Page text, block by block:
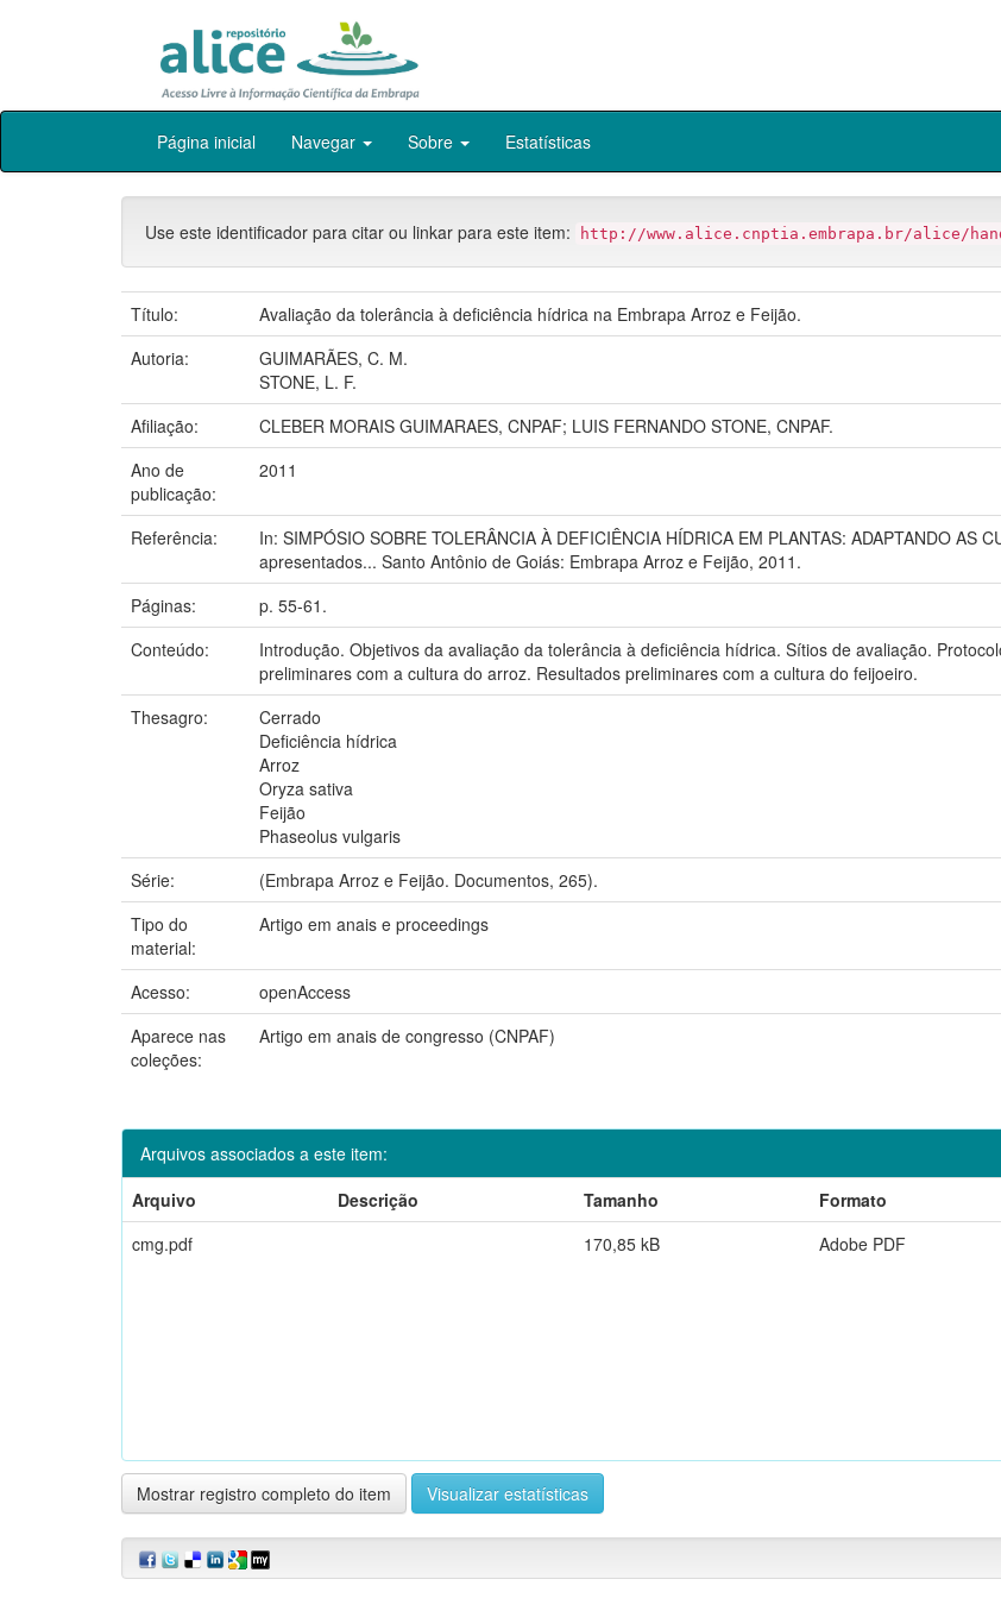
Skip
Página inicial Navegar Sobre Estatísticas
Use este identificador para citar ou linkar para este item: http://www.alice.cnptia.embrapa.br/alice/
Título:
Avaliação da tolerância à deficiência hídrica na Embrapa Arroz e Feijão.
Autoria:
GUIMARÃES, C. M.
STONE, L. F.
Afiliação:
CLEBER MORAIS GUIMARAES, CNPAF; LUIS FERNANDO STONE, CNPAF.
Ano de
publicação:
2011
Referência:
In: SIMPÓSIO SOBRE TOLERÂNCIA À DEFICIÊNCIA HÍDRICA EM PLANTAS: ADAPTANDO AS
apresentados... Santo Antônio de Goiás: Embrapa Arroz e Feijão, 2011.
Páginas:
p. 55-61.
Conteúdo:
Introdução. Objetivos da avaliação da tolerância à deficiência hídrica. Sítios de avaliação.
preliminares com a cultura do arroz. Resultados preliminares com a cultura do feijoeiro.
Thesagro:
Cerrado
Deficiência hídrica
Arroz
Oryza sativa
Feijão
Phaseolus vulgaris
Série:
(Embrapa Arroz e Feijão. Documentos, 265).
Tipo do
material:
Artigo em anais e proceedings
Acesso:
openAccess
Aparece nas
coleções:
Artigo em anais de congresso (CNPAF)
Arquivos associados a este item:
Arquivo
Descrição Tamanho
Formato
cmg.pdf
170,85 kB Adobe PDF
Mostrar registro completo do item Visualizar estatísticas